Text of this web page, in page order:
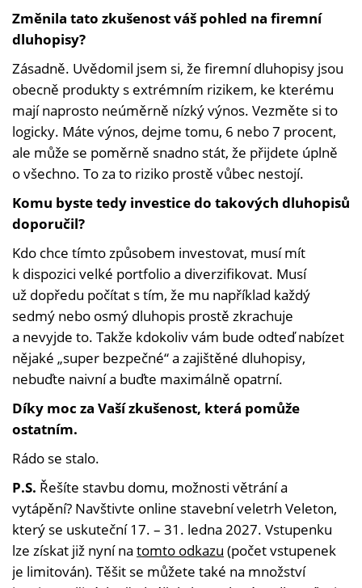
Změnila tato zkušenost váš pohled na firemní
dluhopisy?
Zásadně. Uvědomil jsem si, že firemní dluhopisy jsou
obecně produkty s extrémním rizikem, ke kterému
mají naprosto neúměrně nízký výnos. Vezměte si to
logicky. Máte výnos, dejme tomu, 6 nebo 7 procent,
ale může se poměrně snadno stát, že přijdete úplně
o všechno. To za to riziko prostě vůbec nestojí.
Komu byste tedy investice do takových dluhopisů
doporučil?
Kdo chce tímto způsobem investovat, musí mít
k dispozici velké portfolio a diverzifikovat. Musí
už dopředu počítat s tím, že mu například každý
sedmý nebo osmý dluhopis prostě zkrachuje
a nevyjde to. Takže kdokoliv vám bude odteď nabízet
nějaké „super bezpečné“ a zajištěné dluhopisy,
nebuďte naivní a buďte maximálně opatrní.
Díky moc za Vaší zkušenost, která pomůže
ostatním.
Rádo se stalo.
P.S. Řešíte stavbu domu, možnosti větrání a
vytápění? Navštivte online stavební veletrh Veleton,
který se uskuteční 17. – 31. ledna 2027. Vstupenku
lze získat již nyní na tomto odkazu (počet vstupenek
je limitován). Těšit se můžete také na množství